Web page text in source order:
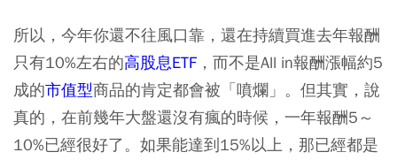
所以，今年你還不往風口靠，還在持續買進去年報酬
只有10%左右的高股息ETF ，而不是All in報酬漲幅約5
成的市值型商品的肯定都會被「噴爛」。但其實，說
真的，在前幾年大盤還沒有瘋的時候，一年報酬5～
10%已經很好了。如果能達到15%以上，那已經都是